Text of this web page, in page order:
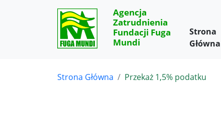
Agencja
Zatrudnienia
Fundacji Fuga
Mundi
Strona
Główna
Strona Główna Przekaż 1,5% podatku